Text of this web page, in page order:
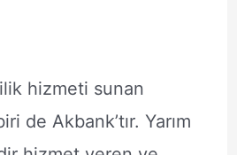
hizmeti sunan
de Akbank’tır. Yarım